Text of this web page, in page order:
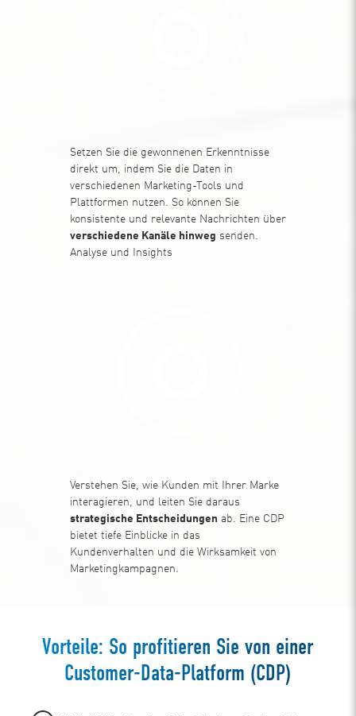
Setzen Sie die gewonnenen Erkenntnisse
direkt um, indem Sie die Daten in
verschiedenen Marketing-Tools und
Plattformen nutzen. So können Sie
konsistente und relevante Nachrichten über
verschiedene Kanäle hinweg senden.
Analyse und Insights
Verstehen Sie, wie Kunden mit Ihrer Marke
interagieren, und leiten Sie daraus
strategische Entscheidungen ab. Eine CDP
bietet tiefe Einblicke in das
Kundenverhalten und die Wirksamkeit von
Marketingkampagnen.
Vorteile: So profitieren Sie von einer
Customer-Data-Platform (CDP)